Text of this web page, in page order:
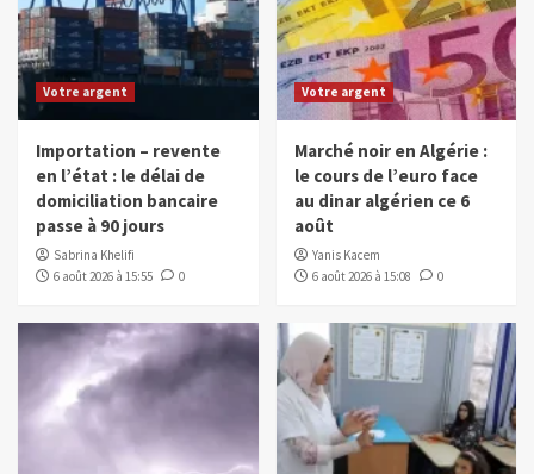
Votre argent
Importation – revente
en l’état : le délai de
domiciliation bancaire
passe à 90 jours
Sabrina Khelifi
6 août 2026 à 15:55
0
Votre argent
Marché noir en Algérie :
le cours de l’euro face
au dinar algérien ce 6
août
Yanis Kacem
6 août 2026 à 15:08
0